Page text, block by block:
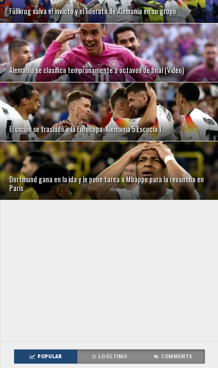
Füllkrug salva el invicto y el liderato de Alemania en su grupo
Alemania se clasifica tempranamente a octavos de final (Video)
El ciclón se trasladó a la Eurocopa: Alemania 5 Escocia 1
Dortmund gana en la ida y le pone tarea a Mbappe para la revancha en
París
POPULAR LO ÚLTIMO COMMENTS